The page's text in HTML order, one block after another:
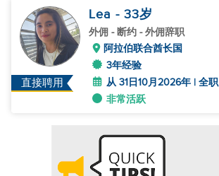
直接聘用
Lea - 33岁
外佣 - 断约 - 外佣辞职
阿拉伯联合酋长国
3年经验
从 31日10月2026年 | 全职
非常活跃